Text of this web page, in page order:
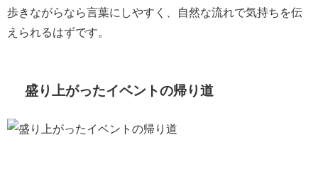
歩きながらなら言葉にしやすく、自然な流れで気持ちを伝
えられるはずです。
盛り上がったイベントの帰り道